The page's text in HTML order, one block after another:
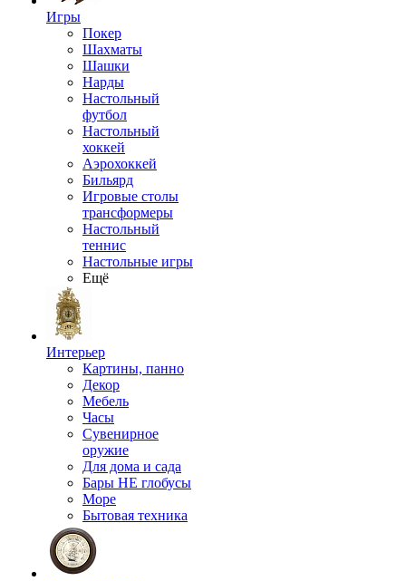
Игры
Покер
Шахматы
Шашки
Нарды
Настольный
футбол
Настольный
хоккей
Аэрохоккей
Бильярд
Игровые столы
трансформеры
Настольный
теннис
Настольные игры
Ещё
Интерьер
Картины, панно
Декор
Мебель
Часы
Сувенирное
оружие
Для дома и сада
Бары НЕ глобусы
Море
Бытовая техника